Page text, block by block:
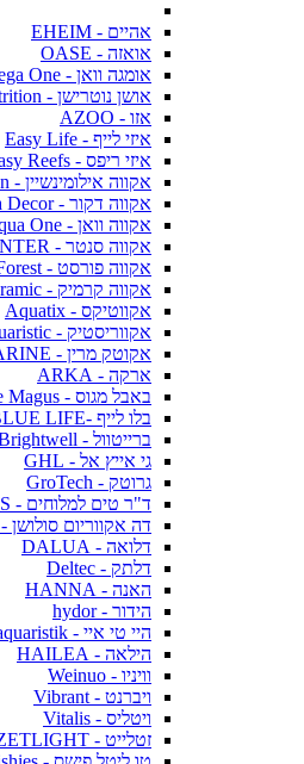
אהיים - EHEIM
אואזה - OASE
אומגה וואן - Omega One
אושן נוטרישן - Ocean Nutrition
אזו - AZOO
איזי לייף - Easy Life
איזי ריפס - Easy Reefs
אקווה אילומינשיין - AI Aqua Illumination
אקווה דקור - Aqua Decor
אקווה וואן - Aqua One
אקווה סנטר - AQUA CENTER
אקווה פורסט - Aqua Forest
אקווה קרמיק - Aqua Ceramic
אקווטיקס - Aquatix
אקווריסטיק - Aquaristic
אקוטק מרין - ECOTECH MARINE
ארקה - ARKA
באבל מגוס - Bubble Magus
בלו לייף -BLUE LIFE
ברייטוול - Brightwell
גי אייץ אל - GHL
גרוטק - GroTech
ד"ר טים למלוחים - DR. TIM'S
דה אקווריום סולושן - The Aquarium Solution
דלואה - DALUA
דלתק - Deltec
האנה - HANNA
הידור - hydor
היי טי איי - ATI aquaristik
הילאה - HAILEA
וויניו - Weinuo
ויברנט - Vibrant
ויטליס - Vitalis
זטלייט - ZETLIGHT